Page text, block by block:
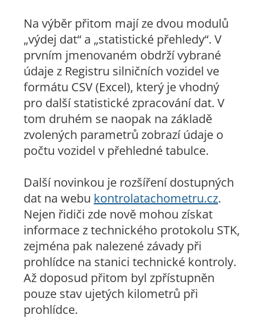
Na výběr přitom mají ze dvou modulů
„výdej dat“ a „statistické přehledy“. V
prvním jmenovaném obdrží vybrané
údaje z Registru silničních vozidel ve
formátu CSV (Excel), který je vhodný
pro další statistické zpracování dat. V
tom druhém se naopak na základě
zvolených parametrů zobrazí údaje o
počtu vozidel v přehledné tabulce.
Další novinkou je rozšíření dostupných
dat na webu kontrolatachometru.cz.
Nejen řidiči zde nově mohou získat
informace z technického protokolu STK,
zejména pak nalezené závady při
prohlídce na stanici technické kontroly.
Až doposud přitom byl zpřístupněn
pouze stav ujetých kilometrů při
prohlídce.